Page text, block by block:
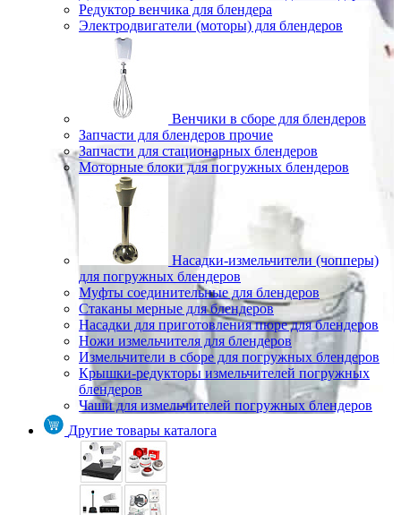
Редуктор венчика для блендера
Электродвигатели (моторы) для блендеров
Венчики в сборе для блендеров
Запчасти для блендеров прочие
Запчасти для стационарных блендеров
Моторные блоки для погружных блендеров
Насадки-измельчители (чопперы)
для погружных блендеров
Муфты соединительные для блендеров
Стаканы мерные для блендеров
Насадки для приготовления пюре для блендеров
Ножи измельчителя для блендеров
Измельчители в сборе для погружных блендеров
Крышки-редукторы измельчителей погружных
блендеров
Чаши для измельчителей погружных блендеров
Другие товары каталога